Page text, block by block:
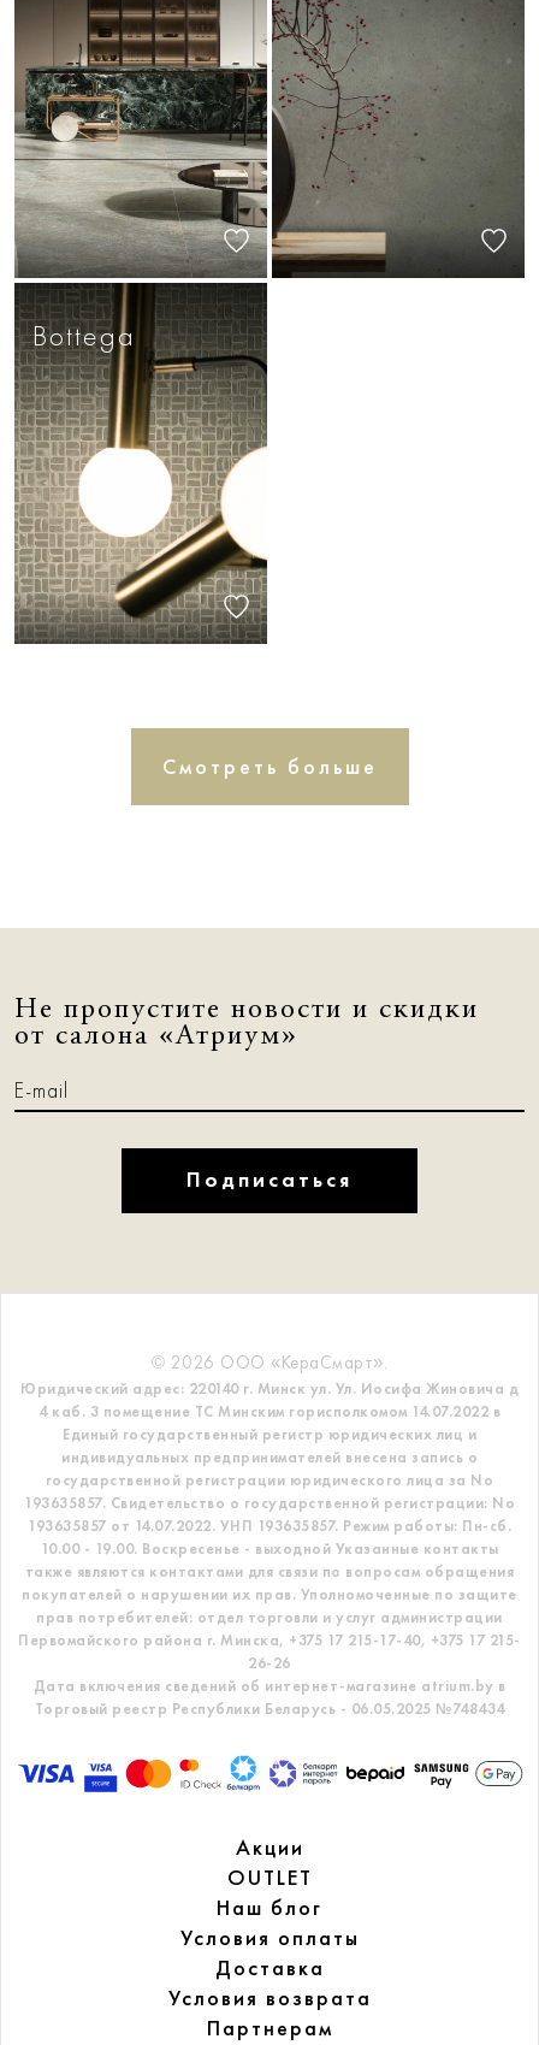
Bottega
Смотреть больше
Не пропустите новости и скидки
от салона «Атриум»
Подписаться
© 2026 ООО «КераСмарт».
Юридический адрес: 220140 г. Минск ул. Ул. Иосифа Жиновича д
4 каб. 3 помещение ТС Минским горисполкомом 14.07.2022 в
Единый государственный регистр юридических лиц и
индивидуальных предпринимателей внесена запись о
государственной регистрации юридического лица за No
193635857. Свидетельство о государственной регистрации: No
193635857 от 14.07.2022. УНП 193635857. Режим работы: Пн-сб.
10.00 - 19.00. Воскресенье - выходной Указанные контакты
также являются контактами для связи по вопросам обращения
покупателей о нарушении их прав. Уполномоченные по защите
прав потребителей: отдел торговли и услуг администрации
Первомайского района г. Минска, +375 17 215-17-40, +375 17 215-
26-26
Дата включения сведений об интернет-магазине atrium.by в
Торговый реестр Республики Беларусь - 06.05.2025 №748434
Акции
OUTLET
Наш блог
Условия оплаты
Доставка
Условия возврата
Партнерам